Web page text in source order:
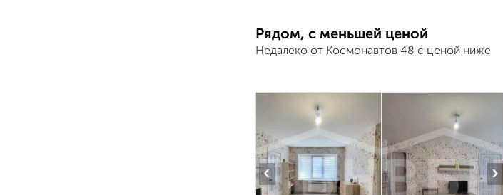
Рядом, с меньшей ценой
Недалеко от Космонавтов 48 с ценой ниже
‹ ›